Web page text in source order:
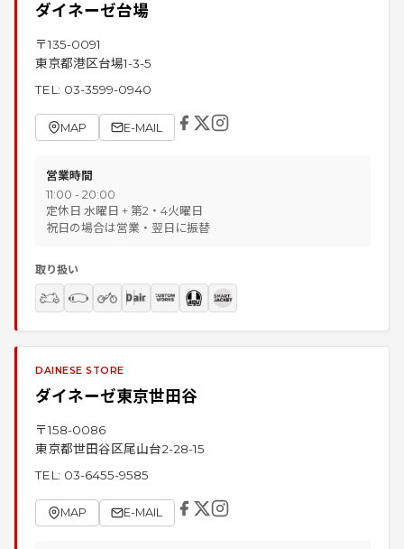
ダイネーゼ台場
〒135-0091
東京都港区台場1-3-5
TEL: 03-3599-0940
MAP E-MAIL
営業時間
11:00 - 20:00
定休日 水曜日 + 第2・4火曜日
祝日の場合は営業・翌日に振替
取り扱い
DAINESE STORE
ダイネーゼ東京世田谷
〒158-0086
東京都世田谷区尾山台2-28-15
TEL: 03-6455-9585
MAP E-MAIL